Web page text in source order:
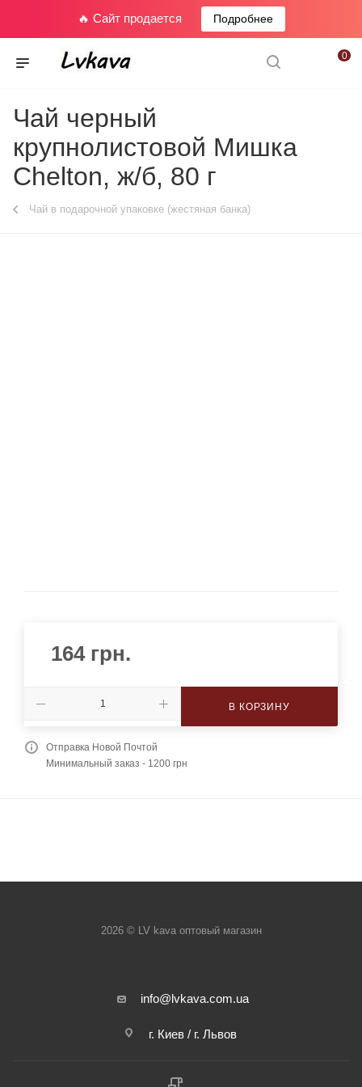
🔥 Сайт продается Подробнее
0
Чай черный
крупнолистовой Мишка
Chelton, ж/б, 80 г
Чай в подарочной упаковке (жестяная банка)
164грн.
В КОРЗИНУ
Отправка Новой Почтой
Минимальный заказ - 1200 грн
2026 © LV kava оптовый магазин
info@lvkava.com.ua
г. Киев / г. Львов